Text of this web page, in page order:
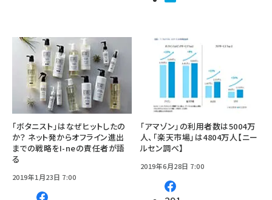
「ボタニスト」はなぜヒットしたの
か？ ネット発からオフライン進出
までの戦略をI-neの責任者が語
る
2019年1月23日 7:00
「アマゾン」の利用者数は5004万
人、「楽天市場」は4804万人【ニー
ルセン調べ】
2019年6月28日 7:00